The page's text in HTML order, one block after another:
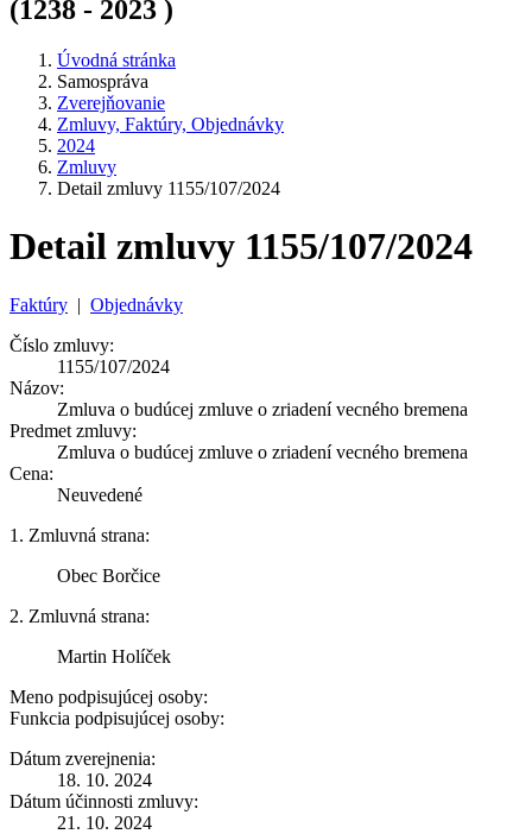
(1238 - 2023 )
Úvodná stránka
Samospráva
Zverejňovanie
Zmluvy, Faktúry, Objednávky
2024
Zmluvy
Detail zmluvy 1155/107/2024
Detail zmluvy 1155/107/2024
Faktúry | Objednávky
Číslo zmluvy:
1155/107/2024
Názov:
Zmluva o budúcej zmluve o zriadení vecného bremena
Predmet zmluvy:
Zmluva o budúcej zmluve o zriadení vecného bremena
Cena:
Neuvedené
1. Zmluvná strana:
Obec Borčice
2. Zmluvná strana:
Martin Holíček
Meno podpisujúcej osoby:
Funkcia podpisujúcej osoby:
Dátum zverejnenia:
18. 10. 2024
Dátum účinnosti zmluvy:
21. 10. 2024